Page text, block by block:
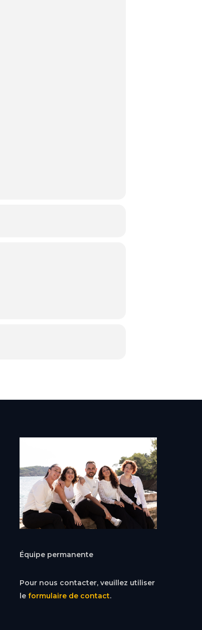
Équipe permanente
Pour nous contacter, veuillez utiliser
le formulaire de contact.